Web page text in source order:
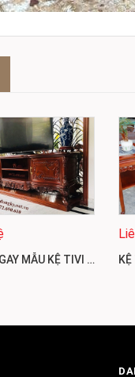
MUA NGAY MẪU KỆ TIVI ĐẸP | ĐỒ GỖ PHÚ HẢI KTV22